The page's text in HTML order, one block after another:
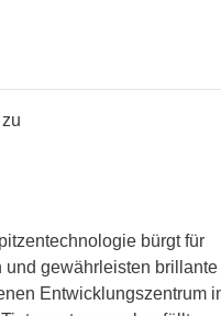
bürgt für
und gewährleisten brillante
Entwicklungszentrum